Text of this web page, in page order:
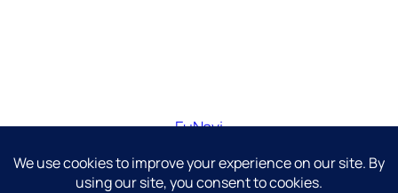
FuNavi
Just another WordPress site